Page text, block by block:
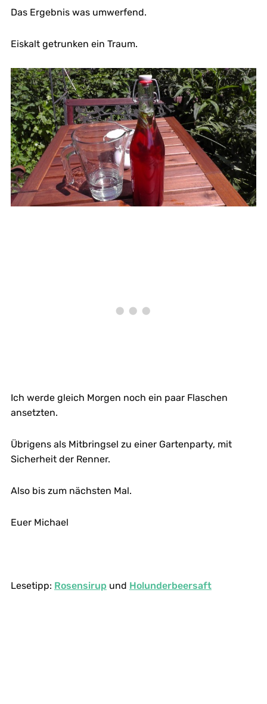
Das Ergebnis was umwerfend.
Eiskalt getrunken ein Traum.
Ich werde gleich Morgen noch ein paar Flaschen
ansetzten.
Übrigens als Mitbringsel zu einer Gartenparty, mit
Sicherheit der Renner.
Also bis zum nächsten Mal.
Euer Michael
Lesetipp: Rosensirup und Holunderbeersaft